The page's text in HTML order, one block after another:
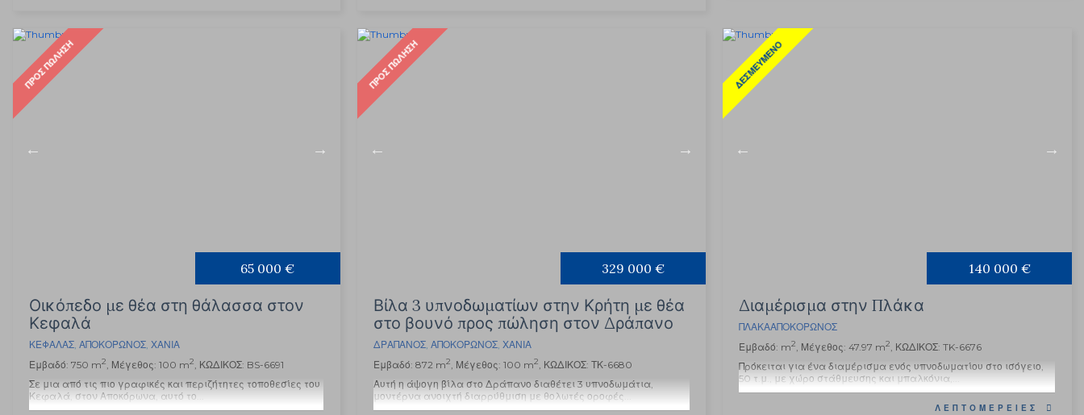
ΠΡΟΣ ΠΏΛΗΣΗ
65 000 €
Οικόπεδο με θέα στη θάλασσα στον
Κεφαλά
ΚΕΦΑΛΆΣ, ΑΠΟΚΌΡΩΝΟΣ, ΧΑΝΙΆ
Εμβαδό: 750 m2, Μέγεθος: 100 m2, ΚΩΔΙΚΟΣ: BS-6691
Σε μια από τις πιο γραφικές και περιζήτητες τοποθεσίες του
Κεφαλά, στον Αποκόρωνα, αυτό το...
ΠΡΟΣ ΠΏΛΗΣΗ
329 000 €
Βίλα 3 υπνοδωματίων στην Κρήτη με θέα
στο βουνό προς πώληση στον Δράπανο
ΔΡΆΠΑΝΟΣ, ΑΠΟΚΌΡΩΝΟΣ, ΧΑΝΙΆ
Εμβαδό: 872 m2, Μέγεθος: 100 m2, ΚΩΔΙΚΟΣ: ΤΚ-6680
Αυτή η άψογη βίλα στο Δράπανο διαθέτει 3 υπνοδωμάτια,
μοντέρνα ανοιχτή διαρρύθμιση με θολωτές οροφές...
ΔΕΣΜΕΥΜΈΝΟ
140 000 €
Διαμέρισμα στην Πλάκα
ΠΛΆΚΑΑΠΟΚΌΡΩΝΟΣ
Εμβαδό: m2, Μέγεθος: 47.97 m2, ΚΩΔΙΚΟΣ: TK-6676
Πρόκειται για ένα διαμέρισμα ενός υπνοδωματίου στο ισόγειο,
50 τ.μ., με χώρο στάθμευσης και μπαλκόνια,...
ΛΕΠΤΟΜΈΡΕΙΕΣ